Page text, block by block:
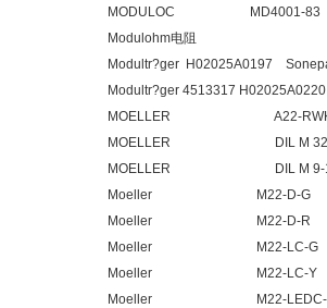
MODULOC MD4001-83
Modulohm电阻
Modultr?ger H02025A0197
Modultr?ger 4513317
MOELLER A22-
MOELLER DIL M 32-
MOELLER DIL M 9-
Moeller M22-D-G
Moeller M22-D-R
Moeller M22-LC-G
Moeller M22-LC-Y
Moeller M22-LEDC-